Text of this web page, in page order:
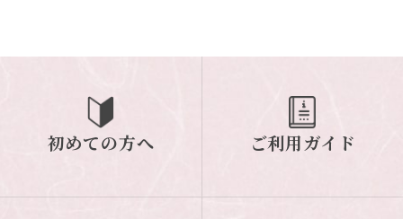
初めての方へ ご利用ガイド